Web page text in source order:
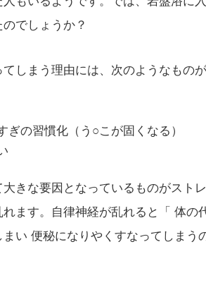
でしょうか？
しまう理由には、次のようなものが
ぎの習慣化（う○こが固くなる）
きな要因となっているものがスト
れます。自律神経が乱れると「 体の
い 便秘になりやくすなってしまう